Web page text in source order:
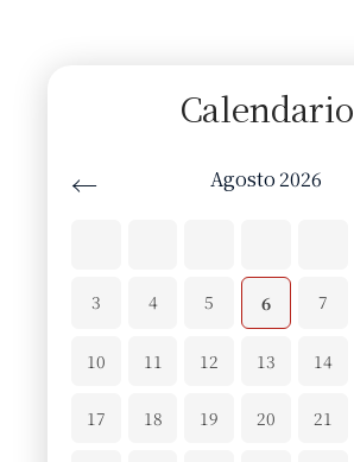
Calendario
← Agosto 2026
3 4 5 6 7
10 11 12 13 14
17 18 19 20 21